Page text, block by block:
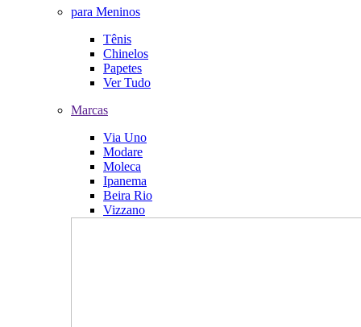
para Meninos
Tênis
Chinelos
Papetes
Ver Tudo
Marcas
Via Uno
Modare
Moleca
Ipanema
Beira Rio
Vizzano